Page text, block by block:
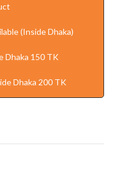
(Inside Dhaka)
Dhaka 150 TK
Dhaka 200 TK